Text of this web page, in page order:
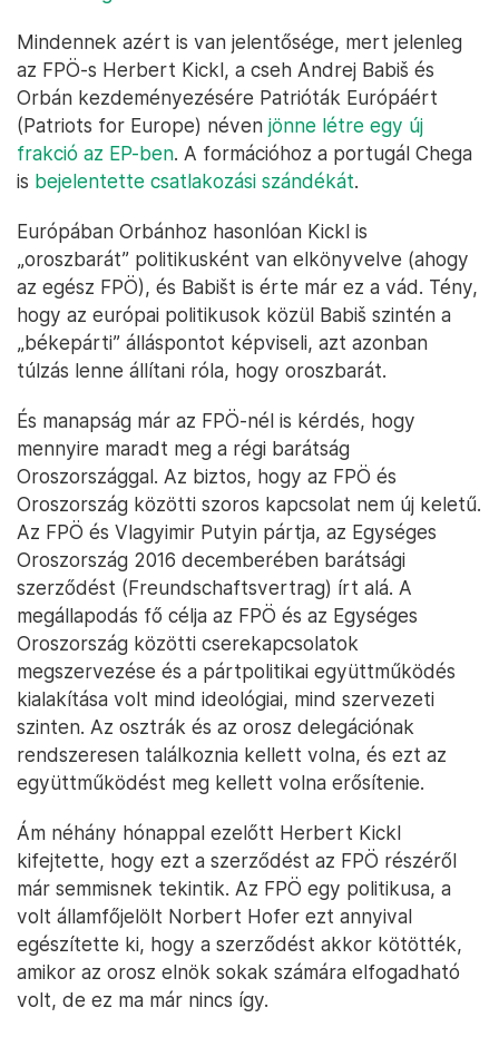
Mindennek azért is van jelentősége, mert jelenleg
az FPÖ-s Herbert Kickl, a cseh Andrej Babiš és
Orbán kezdeményezésére Patrióták Európáért
(Patriots for Europe) néven jönne létre egy új
frakció az EP-ben. A formációhoz a portugál Chega
is bejelentette csatlakozási szándékát.
Európában Orbánhoz hasonlóan Kickl is
„oroszbarát” politikusként van elkönyvelve (ahogy
az egész FPÖ), és Babišt is érte már ez a vád. Tény,
hogy az európai politikusok közül Babiš szintén a
„békepárti” álláspontot képviseli, azt azonban
túlzás lenne állítani róla, hogy oroszbarát.
És manapság már az FPÖ-nél is kérdés, hogy
mennyire maradt meg a régi barátság
Oroszországgal. Az biztos, hogy az FPÖ és
Oroszország közötti szoros kapcsolat nem új keletű.
Az FPÖ és Vlagyimir Putyin pártja, az Egységes
Oroszország 2016 decemberében barátsági
szerződést (Freundschaftsvertrag) írt alá. A
megállapodás fő célja az FPÖ és az Egységes
Oroszország közötti cserekapcsolatok
megszervezése és a pártpolitikai együttműködés
kialakítása volt mind ideológiai, mind szervezeti
szinten. Az osztrák és az orosz delegációnak
rendszeresen találkoznia kellett volna, és ezt az
együttműködést meg kellett volna erősítenie.
Ám néhány hónappal ezelőtt Herbert Kickl
kifejtette, hogy ezt a szerződést az FPÖ részéről
már semmisnek tekintik. Az FPÖ egy politikusa, a
volt államfőjelölt Norbert Hofer ezt annyival
egészítette ki, hogy a szerződést akkor kötötték,
amikor az orosz elnök sokak számára elfogadható
volt, de ez ma már nincs így.